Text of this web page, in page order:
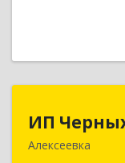
ИП
Алексеевка
ИП
309850,